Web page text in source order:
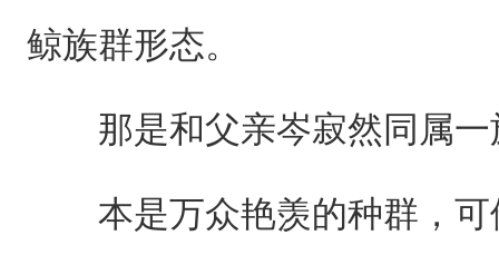
鲸族群形态。
那是和父亲岑寂然同属一
本是万众艳羡的种群，可